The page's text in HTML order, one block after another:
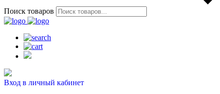
Поиск товаров
Вход в личный кабинет